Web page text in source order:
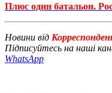
Плюс один батальон.
Новини від
Підписуйтесь на наші
WhatsApp